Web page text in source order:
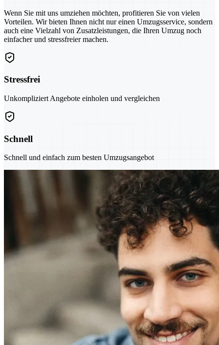
Wenn Sie mit uns umziehen möchten, profitieren Sie von vielen
Vorteilen. Wir bieten Ihnen nicht nur einen Umzugsservice, sondern
auch eine Vielzahl von Zusatzleistungen, die Ihren Umzug noch
einfacher und stressfreier machen.
Stressfrei
Unkompliziert Angebote einholen und vergleichen
Schnell
Schnell und einfach zum besten Umzugsangebot